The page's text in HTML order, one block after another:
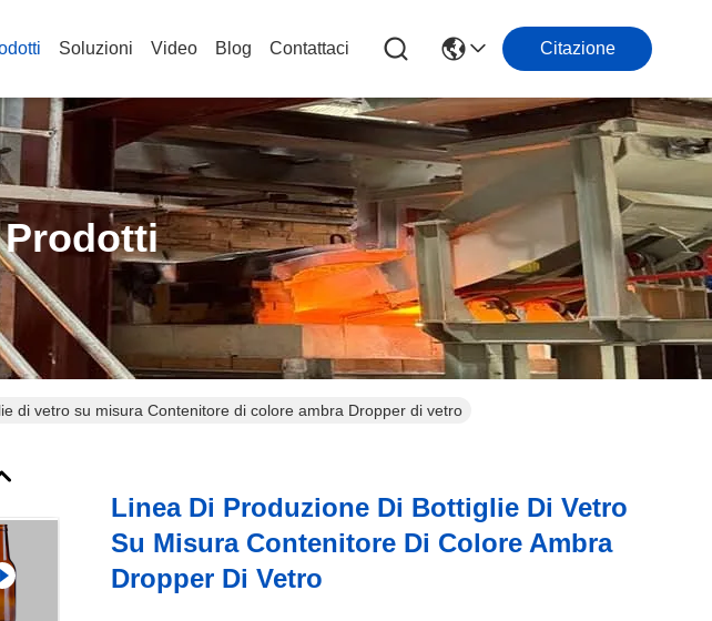
Soluzioni Video Blog Contattaci Citazione
di vetro su misura Contenitore di colore ambra Dropper di vetro
Linea Di Produzione Di Bottiglie Di Vetro
Su Misura Contenitore Di Colore Ambra
Dropper Di Vetro